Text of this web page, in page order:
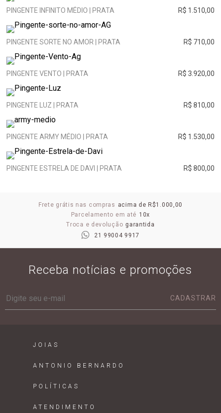
PINGENTE INFINITO MÉDIO | PRATA R$ 1.510,00
PINGENTE SORTE NO AMOR | PRATA R$ 710,00
PINGENTE VENTO | PRATA R$ 3.920,00
PINGENTE LUZ | PRATA R$ 810,00
PINGENTE ARMY MÉDIO | PRATA R$ 1.530,00
PINGENTE ESTRELA DE DAVI | PRATA R$ 800,00
Frete grátis nas compras acima de R$1.000,00
Parcelamento em até 10x
Troca e devolução garantida
21 99004 9917
Receba notícias e promoções
CADASTRAR
JOIAS
ANTONIO BERNARDO
POLÍTICAS
ATENDIMENTO